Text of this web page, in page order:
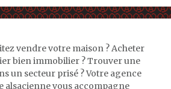
vendre votre maison ? Acheter
bien immobilier ? Trouver une
un secteur prisé ? Votre agence
alsacienne vous accompagne